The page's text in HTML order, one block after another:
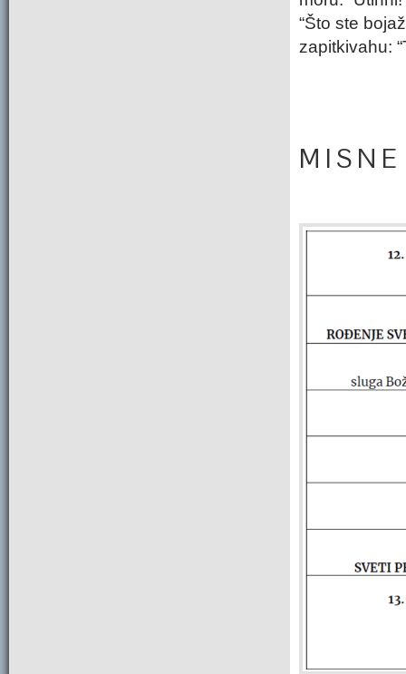
“Što ste
zapitkivahu:
M I S N